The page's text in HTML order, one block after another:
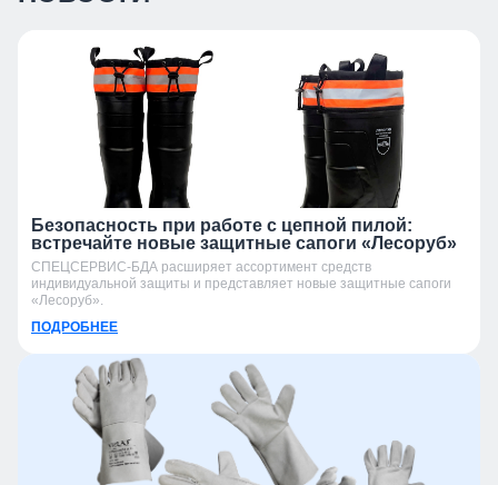
Безопасность при работе с цепной пилой:
встречайте новые защитные сапоги «Лесоруб»
СПЕЦСЕРВИС-БДА расширяет ассортимент средств
индивидуальной защиты и представляет новые защитные сапоги
«Лесоруб».
ПОДРОБНЕЕ